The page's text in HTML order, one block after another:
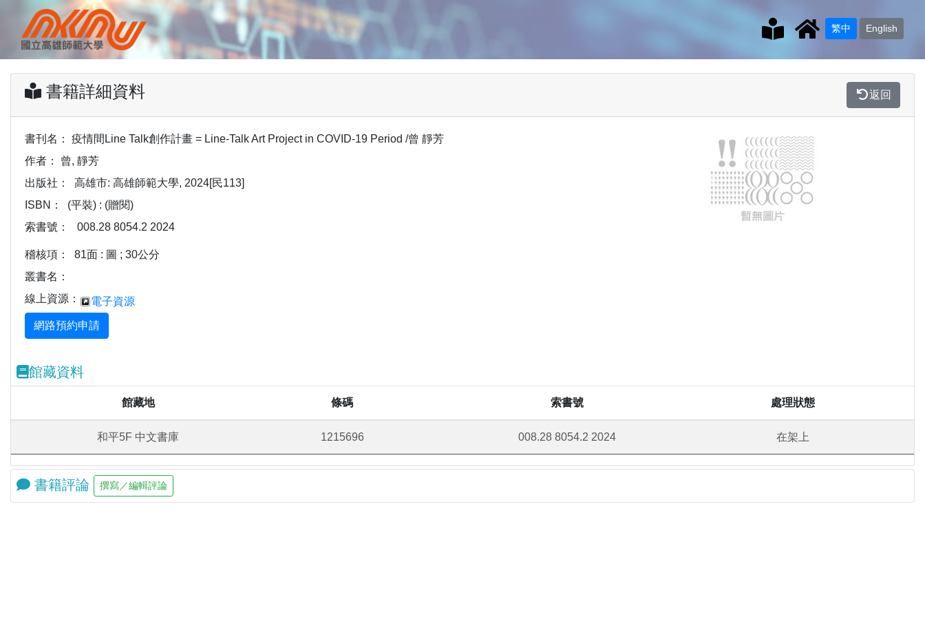
繁中 English
書籍詳細資料 返回
書刊名：
疫情間Line Talk創作計畫 = Line-Talk Art Project in COVID-19 Period /曾 靜芳
作者：
曾, 靜芳
出版社：
高雄市: 高雄師範大學, 2024[民113]
ISBN：
(平裝) : (贈閱)
索書號：
008.28 8054.2 2024
稽核項：
81面 : 圖 ; 30公分
叢書名：
線上資源：
電子資源
Previous
館藏資料
館藏地 條碼 索書號 處理狀態
和平5F 中文書庫 1215696 008.28 8054.2 2024 在架上
書籍評論